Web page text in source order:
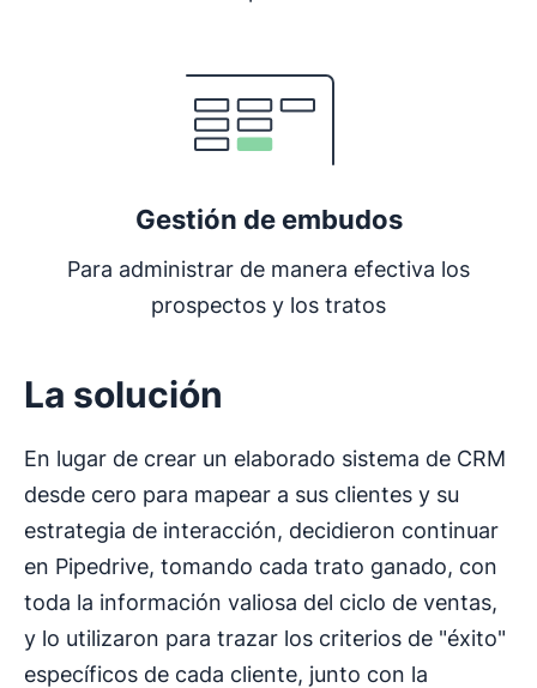
Gestión de embudos
Para administrar de manera efectiva los
prospectos y los tratos
La solución
En lugar de crear un elaborado sistema de CRM
desde cero para mapear a sus clientes y su
estrategia de interacción, decidieron continuar
en Pipedrive, tomando cada trato ganado, con
toda la información valiosa del ciclo de ventas,
y lo utilizaron para trazar los criterios de "éxito"
específicos de cada cliente, junto con la